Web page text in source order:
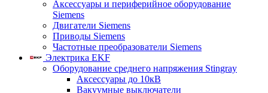
Аксессуары и периферийное оборудование
Siemens
Двигатели Siemens
Приводы Siemens
Частотные преобразователи Siemens
Электрика EKF
Оборудование среднего напряжения Stingray
Аксессуары до 10кВ
Вакуумные выключатели